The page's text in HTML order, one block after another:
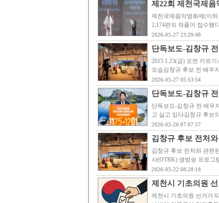
제22회 제천국제
제천국제음악영화제(이
2,174편의 작품이 접수됐
2026-05-27 23:29:48
단독보도-김창규
2015.1.23(금) 오전 키르
모습김창규 후보 전 배우
2026-05-27 05:53:54
단독보도-김창규
단독보도-김창규 전 배우
고 살고 있다김창규 후보
2026-05-26 07:07:57
김창규 후보 전처
김창규 후보 전처와 관련
사(OTRK) 생방송 프로
2026-05-22 08:28:18
제천시 기초의원
제천시 기초의원 선거가